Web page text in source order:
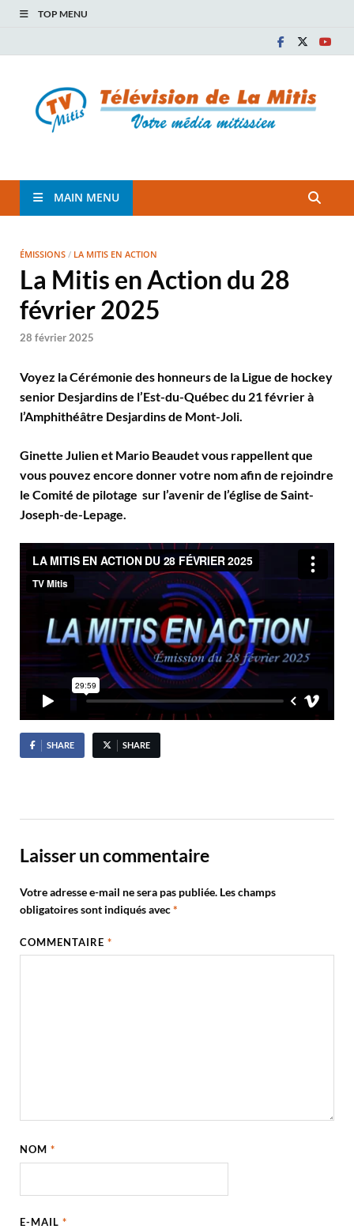
TOP MENU
TVM
MAIN MENU
ÉMISSIONS / LA MITIS EN ACTION
La Mitis en Action du 28
février 2025
28 février 2025
Voyez la Cérémonie des honneurs de la Ligue de hockey
senior Desjardins de l’Est-du-Québec du 21 février à
l’Amphithéâtre Desjardins de Mont-Joli.
Ginette Julien et Mario Beaudet vous rappellent que
vous pouvez encore donner votre nom afin de rejoindre
le Comité de pilotage sur l’avenir de l’église de Saint-
Joseph-de-Lepage.
SHARE SHARE
Laisser un commentaire
Votre adresse e-mail ne sera pas publiée. Les champs
obligatoires sont indiqués avec*
COMMENTAIRE*
NOM*
E-MAIL*